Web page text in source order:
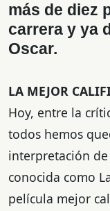
más de diez
carrera y ya
Oscar.
LA MEJOR
Hoy, entre la
todos hemos
interpretación
conocida como
película mejor